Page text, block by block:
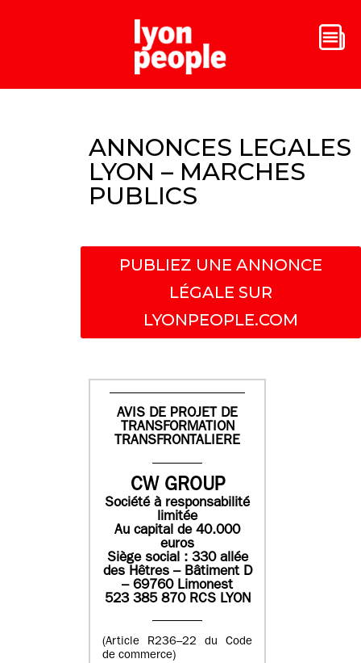
ANNONCES LEGALES
LYON – MARCHES
PUBLICS
PUBLIEZ UNE ANNONCE
LÉGALE SUR
LYONPEOPLE.COM
AVIS DE PROJET DE
TRANSFORMATION
TRANSFRONTALIERE
CW GROUP
Société à responsabilité
limitée
Au capital de 40.000
euros
Siège social : 330 allée
des Hêtres – Bâtiment D
– 69760 Limonest
523 385 870 RCS LYON
(Article R236–22 du Code
de commerce)